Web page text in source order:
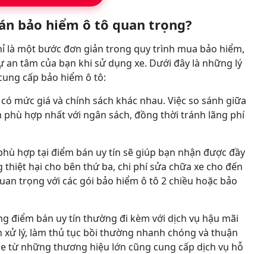
bảo hiểm ô tô quan trọng?
là một bước đơn giản trong quy trình mua bảo hiểm,
tâm của bạn khi sử dụng xe. Dưới đây là những lý
cấp bảo hiểm ô tô:
mức giá và chính sách khác nhau. Việc so sánh giữa
hợp nhất với ngân sách, đồng thời tránh lãng phí
hợp tại điểm bán uy tín sẽ giúp bạn nhận được đầy
hại cho bên thứ ba, chi phí sửa chữa xe cho đến
trọng với các gói bảo hiểm ô tô 2 chiều hoặc bảo
điểm bán uy tín thường đi kèm với dịch vụ hậu mãi
lý, làm thủ tục bồi thường nhanh chóng và thuận
từ những thương hiệu lớn cũng cung cấp dịch vụ hỗ